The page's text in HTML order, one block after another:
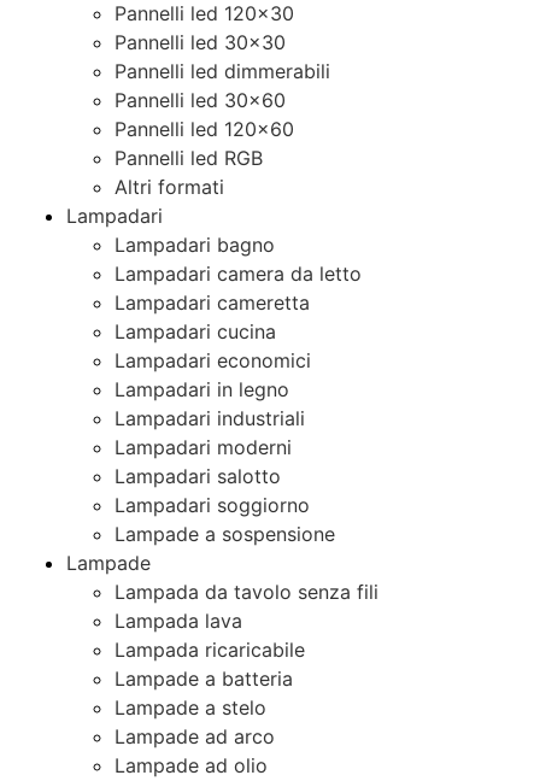
Pannelli led 120×30
Pannelli led 30×30
Pannelli led dimmerabili
Pannelli led 30×60
Pannelli led 120×60
Pannelli led RGB
Altri formati
Lampadari
Lampadari bagno
Lampadari camera da letto
Lampadari cameretta
Lampadari cucina
Lampadari economici
Lampadari in legno
Lampadari industriali
Lampadari moderni
Lampadari salotto
Lampadari soggiorno
Lampade a sospensione
Lampade
Lampada da tavolo senza fili
Lampada lava
Lampada ricaricabile
Lampade a batteria
Lampade a stelo
Lampade ad arco
Lampade ad olio